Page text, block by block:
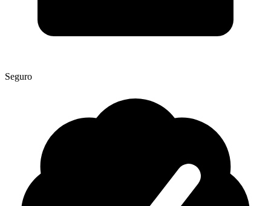
Seguro